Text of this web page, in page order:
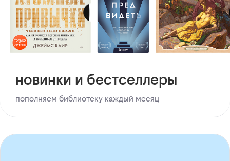
новинки и бестселлеры
пополняем библиотеку каждый месяц